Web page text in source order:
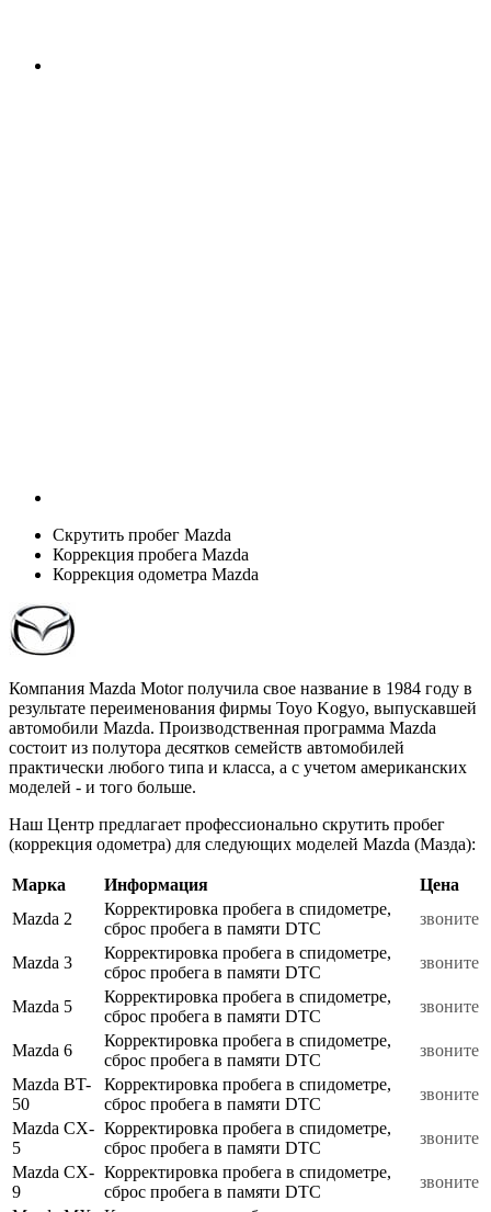
Скрутить пробег Mazda
Коррекция пробега Mazda
Коррекция одометра Mazda
Компания Mazda Motor получила свое название в 1984 году в
результате переименования фирмы Toyo Kogyo, выпускавшей
автомобили Mazda. Производственная программа Mazda
состоит из полутора десятков семейств автомобилей
практически любого типа и класса, а с учетом американских
моделей - и того больше.
Наш Центр предлагает профессионально скрутить пробег
(коррекция одометра) для следующих моделей Mazda (Мазда):
Марка Информация
Цена
Mazda 2
Корректировка пробега в спидометре,
сброс пробега в памяти DTC
звоните
Mazda 3
Корректировка пробега в спидометре,
сброс пробега в памяти DTC
звоните
Mazda 5
Корректировка пробега в спидометре,
сброс пробега в памяти DTC
звоните
Mazda 6
Корректировка пробега в спидометре,
сброс пробега в памяти DTC
звоните
Mazda BT-
50
Корректировка пробега в спидометре,
сброс пробега в памяти DTC
звоните
Mazda CX-
5
Корректировка пробега в спидометре,
сброс пробега в памяти DTC
звоните
Mazda CX-
9
Корректировка пробега в спидометре,
сброс пробега в памяти DTC
звоните